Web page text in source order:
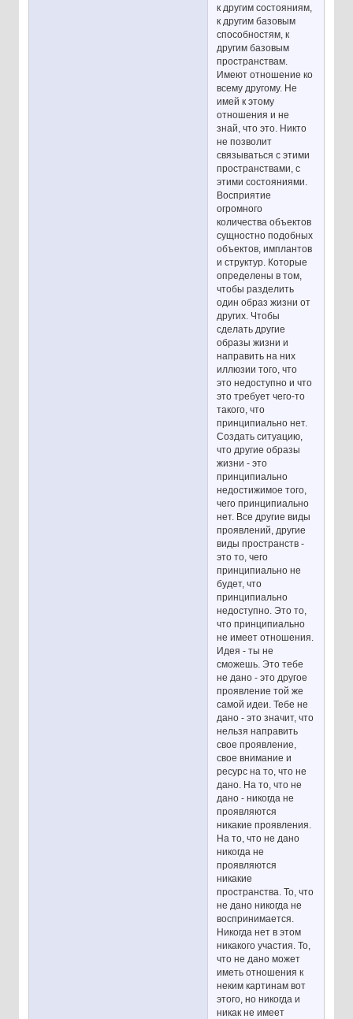
к другим состояниям,
к другим базовым
способностям, к
другим базовым
пространствам.
Имеют отношение ко
всему другому. Не
имей к этому
отношения и не
знай, что это. Никто
не позволит
связываться с этими
пространствами, с
этими состояниями.
Восприятие
огромного
количества объектов
сущностно подобных
объектов, имплантов
и структур. Которые
определены в том,
чтобы разделить
один образ жизни от
других. Чтобы
сделать другие
образы жизни и
направить на них
иллюзии того, что
это недоступно и что
это требует чего-то
такого, что
принципиально нет.
Создать ситуацию,
что другие образы
жизни - это
принципиально
недостижимое того,
чего принципиально
нет. Все другие виды
проявлений, другие
виды пространств -
это то, чего
принципиально не
будет, что
принципиально
недоступно. Это то,
что принципиально
не имеет отношения.
Идея - ты не
сможешь. Это тебе
не дано - это другое
проявление той же
самой идеи. Тебе не
дано - это значит, что
нельзя направить
свое проявление,
свое внимание и
ресурс на то, что не
дано. На то, что не
дано - никогда не
проявляются
никакие проявления.
На то, что не дано
никогда не
проявляются
никакие
пространства. То, что
не дано никогда не
воспринимается.
Никогда нет в этом
никакого участия. То,
что не дано может
иметь отношения к
неким картинам вот
этого, но никогда и
никак не имеет